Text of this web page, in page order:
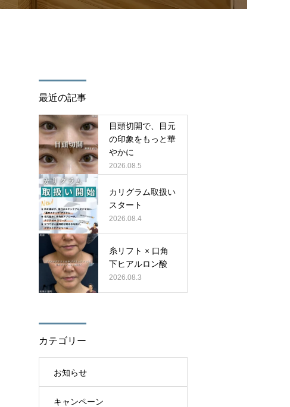
最近の記事
目頭切開で、目元
の印象をもっと華
やかに
2026.08.5
カリグラム取扱い
スタート
2026.08.4
糸リフト × 口角
下ヒアルロン酸
2026.08.3
カテゴリー
お知らせ
キャンペーン